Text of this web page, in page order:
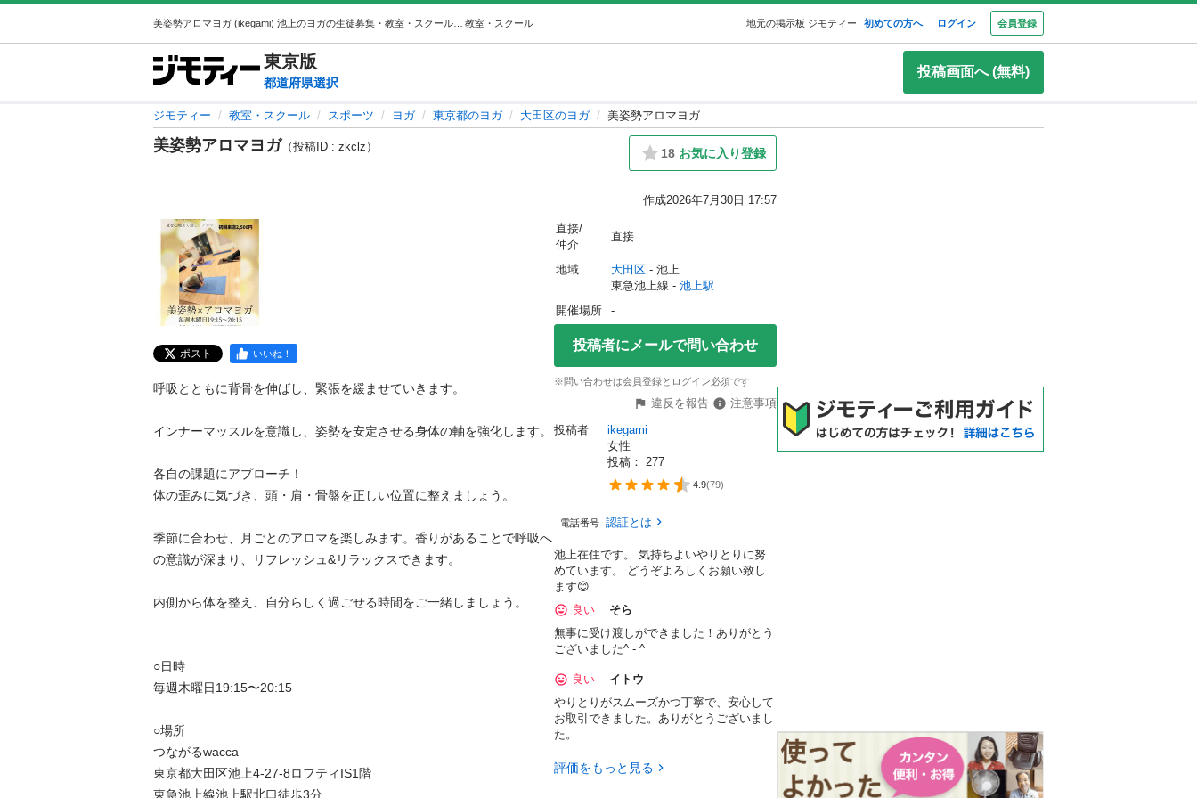
教室・スクール 地元の掲示板 ジモティー 初めての方へ ログイン 会員登録
東京版
都道府県選択
投稿画面へ (無料)
ジモティー 教室・スクール スポーツ ヨガ 東京都のヨガ 大田区のヨガ 美姿勢アロマヨガ
美姿勢アロマヨガ （投稿ID : zkclz） 18 お気に入り登録
作成2026年7月30日 17:57
ポスト いいね！
呼吸とともに背骨を伸ばし、緊張を緩ませていきます。
インナーマッスルを意識し、姿勢を安定させる身体の軸を強化します。
各自の課題にアプローチ！
体の歪みに気づき、頭・肩・骨盤を正しい位置に整えましょう。
季節に合わせ、月ごとのアロマを楽しみます。香りがあることで呼吸へ
の意識が深まり、リフレッシュ&リラックスできます。
内側から体を整え、自分らしく過ごせる時間をご一緒しましょう。
○日時
毎週木曜日19:15〜20:15
○場所
つながるwacca
東京都大田区池上4-27-8ロフティIS1階
東急池上線池上駅北口徒歩3分
直接/
仲介
直接
地域 大田区 - 池上
東急池上線 - 池上駅
開催場所
-
投稿者にメールで問い合わせ
※問い合わせは会員登録とログイン必須です
違反を報告
注意事項
投稿者
ikegami
女性
投稿： 277
4.9(79)
電話番号 認証とは
池上在住です。 気持ちよいやりとりに努
めています。 どうぞよろしくお願い致し
ます😊
良い
そら
無事に受け渡しができました！ありがとう
ございました^ - ^
良い
イトウ
やりとりがスムーズかつ丁寧で、安心して
お取引できました。ありがとうございまし
た。
評価をもっと見る